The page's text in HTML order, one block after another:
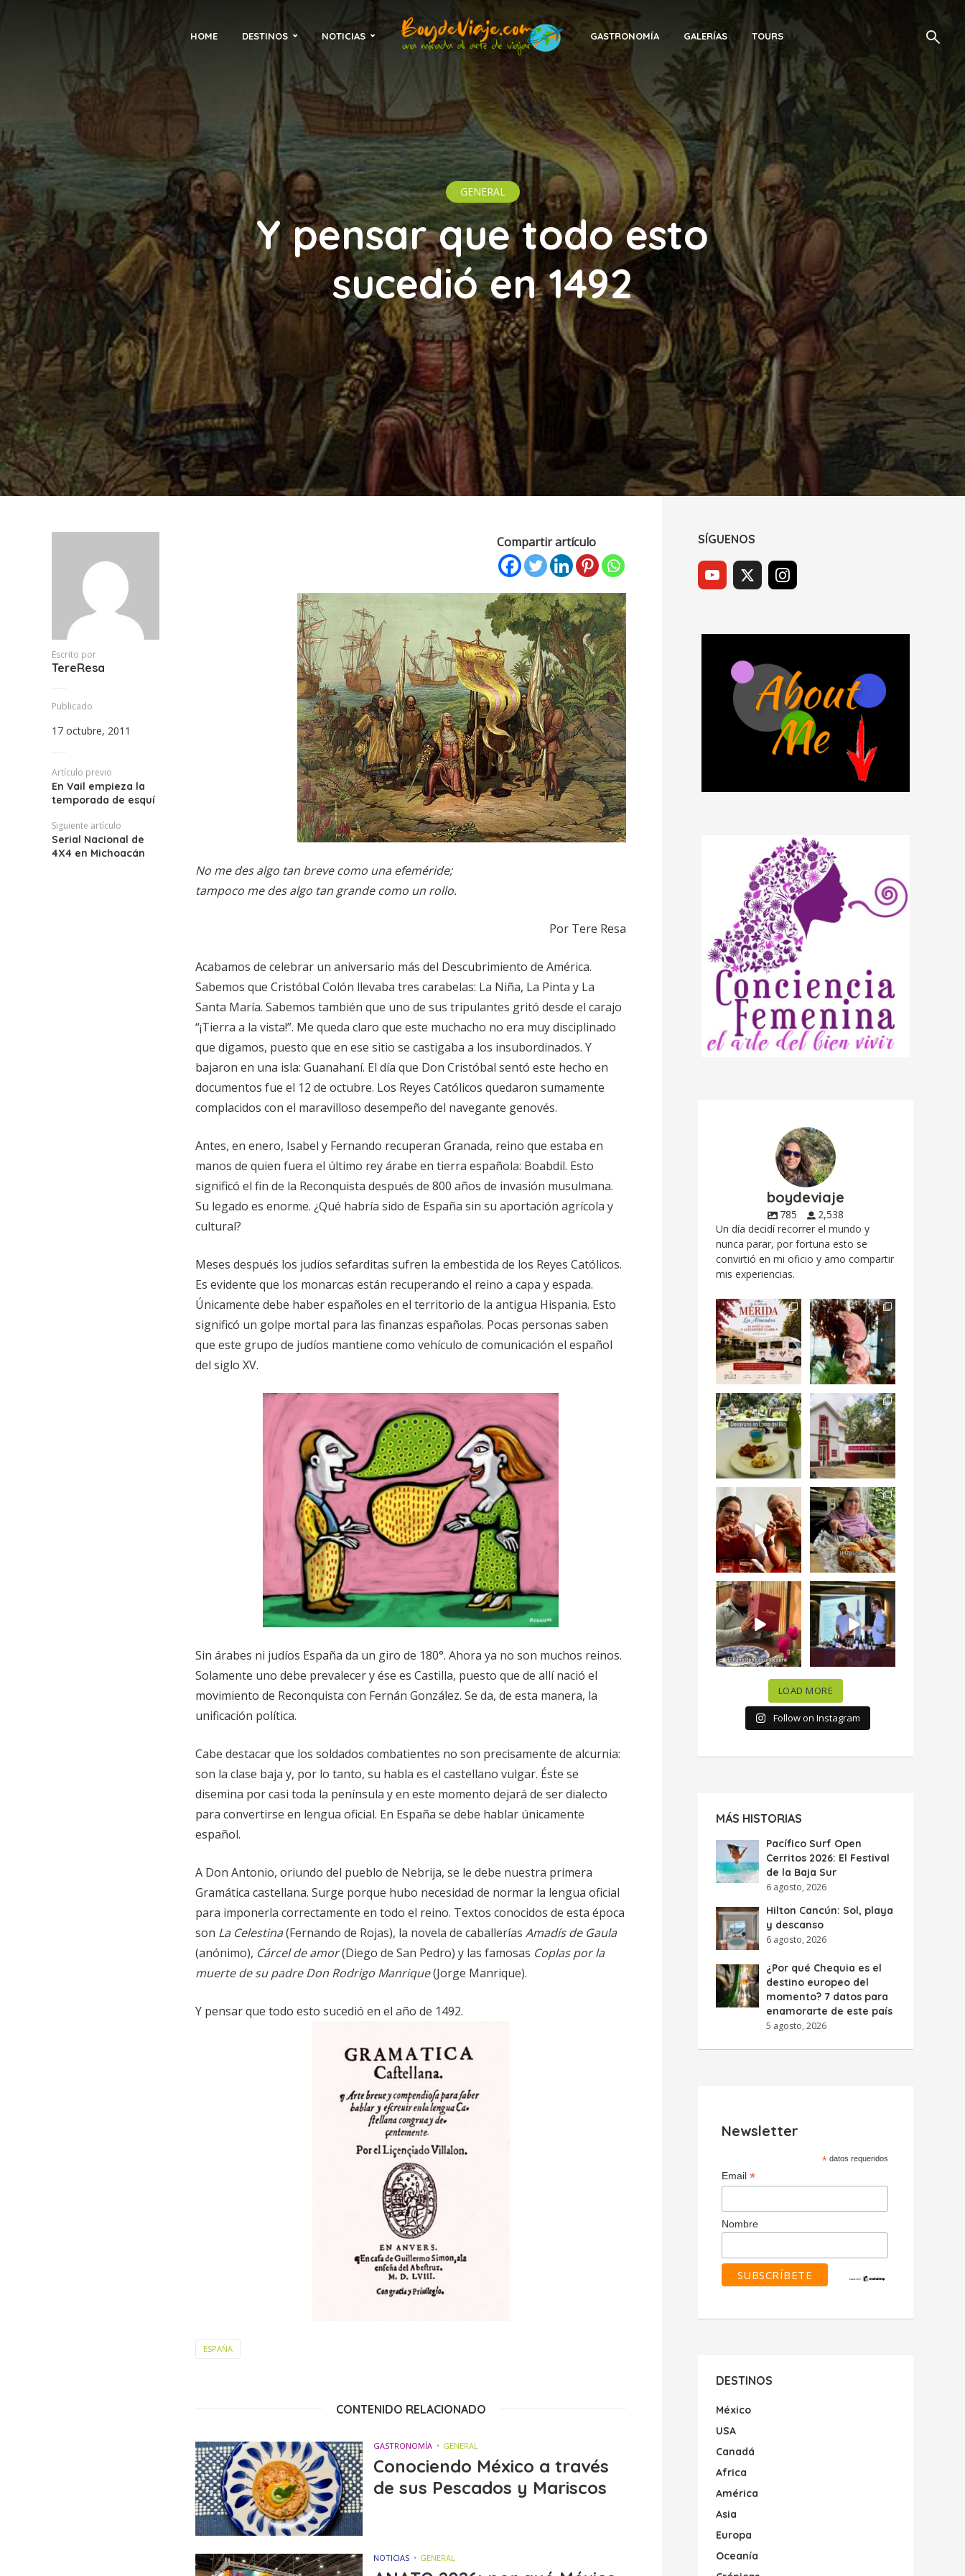
HOME DESTINOS NOTICIAS GASTRONOMÍA GALERÍAS TOURS
GENERAL
Y pensar que todo esto
sucedió en 1492
Escrito por
TereResa
Publicado
17 octubre, 2011
Artículo previo
En Vail empieza la
temporada de esquí
Siguiente artículo
Serial Nacional de
4X4 en Michoacán
Compartir artículo
No me des algo tan breve como una efeméride;
tampoco me des algo tan grande como un rollo.
Por Tere Resa
Acabamos de celebrar un aniversario más del Descubrimiento de América.
Sabemos que Cristóbal Colón llevaba tres carabelas: La Niña, La Pinta y La
Santa María. Sabemos también que uno de sus tripulantes gritó desde el carajo
“¡Tierra a la vista!”. Me queda claro que este muchacho no era muy disciplinado
que digamos, puesto que en ese sitio se castigaba a los insubordinados. Y
bajaron en una isla: Guanahaní. El día que Don Cristóbal sentó este hecho en
documentos fue el 12 de octubre. Los Reyes Católicos quedaron sumamente
complacidos con el maravilloso desempeño del navegante genovés.
Antes, en enero, Isabel y Fernando recuperan Granada, reino que estaba en
manos de quien fuera el último rey árabe en tierra española: Boabdil. Esto
significó el fin de la Reconquista después de 800 años de invasión musulmana.
Su legado es enorme. ¿Qué habría sido de España sin su aportación agrícola y
cultural?
Meses después los judíos sefarditas sufren la embestida de los Reyes Católicos.
Es evidente que los monarcas están recuperando el reino a capa y espada.
Únicamente debe haber españoles en el territorio de la antigua Hispania. Esto
significó un golpe mortal para las finanzas españolas. Pocas personas saben
que este grupo de judíos mantiene como vehículo de comunicación el español
del siglo XV.
Sin árabes ni judíos España da un giro de 180°. Ahora ya no son muchos reinos.
Solamente uno debe prevalecer y ése es Castilla, puesto que de allí nació el
movimiento de Reconquista con Fernán González. Se da, de esta manera, la
unificación política.
Cabe destacar que los soldados combatientes no son precisamente de alcurnia:
son la clase baja y, por lo tanto, su habla es el castellano vulgar. Éste se
disemina por casi toda la península y en este momento dejará de ser dialecto
para convertirse en lengua oficial. En España se debe hablar únicamente
español.
A Don Antonio, oriundo del pueblo de Nebrija, se le debe nuestra primera
Gramática castellana. Surge porque hubo necesidad de normar la lengua oficial
para imponerla correctamente en todo el reino. Textos conocidos de esta época
son La Celestina(Fernando de Rojas), la novela de caballerías Amadís de Gaula
(anónimo), Cárcel de amor(Diego de San Pedro) y las famosas Coplas por la
muerte de su padre Don Rodrigo Manrique(Jorge Manrique).
Y pensar que todo esto sucedió en el año de 1492.
ESPAÑA
CONTENIDO RELACIONADO
GASTRONOMÍA GENERAL
Conociendo México a través
de sus Pescados y Mariscos
NOTICIAS GENERAL
SÍGUENOS
boydeviaje
785
2,538
Un día decidí recorrer el mundo y
nunca parar, por fortuna esto se
convirtió en mi oficio y amo compartir
mis experiencias.
Siempre me mueven
las causas y comer
con causa es...
12 0
Fuimos a celebrar a
mis dos #mamás
más cercanas mi...
17 0
Levantarse, escuchar
el río correr y sentir
el...
19 0
Esta
#NochedeMuseos
en la
#QuintaColorada
el...
12 0
¡Qué desayuno tan
increíble en
@LasQuinceLetras!...
28 3
Me tocó rosca de
Tagers un
restaurante de
Avenida...
50 10
“En #Mallorca
Ciudad de México
celebramos la...
63 7
#SoaunFusionMexic
o una noche única
donde España y...
10 0
LOAD MORE
Follow on Instagram
MÁS HISTORIAS
Pacífico Surf Open
Cerritos 2026: El Festival
de la Baja Sur
6 agosto, 2026
Hilton Cancún: Sol, playa
y descanso
6 agosto, 2026
¿Por qué Chequia es el
destino europeo del
momento? 7 datos para
enamorarte de este país
5 agosto, 2026
Newsletter
* datos requeridos
Email *
Nombre
DESTINOS
México
USA
Canadá
Africa
América
Asia
Europa
Oceanía